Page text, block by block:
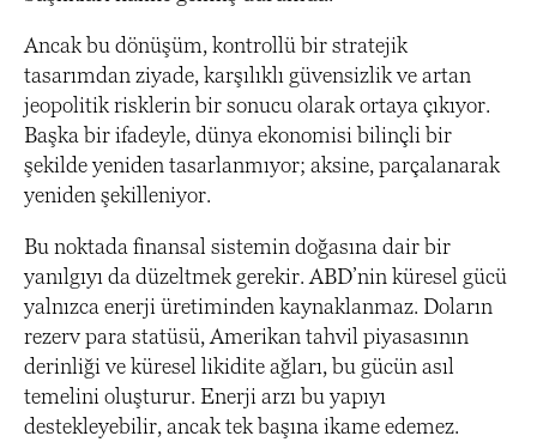
Ancak bu dönüşüm, kontrollü bir stratejik
tasarımdan ziyade, karşılıklı güvensizlik ve artan
jeopolitik risklerin bir sonucu olarak ortaya çıkıyor.
Başka bir ifadeyle, dünya ekonomisi bilinçli bir
şekilde yeniden tasarlanmıyor; aksine, parçalanarak
yeniden şekilleniyor.
Bu noktada finansal sistemin doğasına dair bir
yanılgıyı da düzeltmek gerekir. ABD’nin küresel gücü
yalnızca enerji üretiminden kaynaklanmaz. Doların
rezerv para statüsü, Amerikan tahvil piyasasının
derinliği ve küresel likidite ağları, bu gücün asıl
temelini oluşturur. Enerji arzı bu yapıyı
destekleyebilir, ancak tek başına ikame edemez.